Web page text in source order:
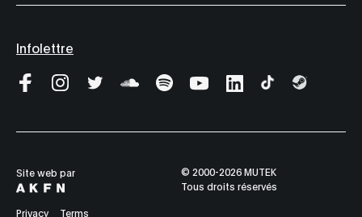
Infolettre
Site web par
© 2000-2026 MUTEK
Tous droits réservés
Privacy Terms